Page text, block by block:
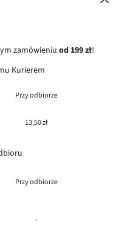
zamówieniu od 199 zł!
Kurierem
Przy odbiorze
13,50 zł
Przy odbiorze
-